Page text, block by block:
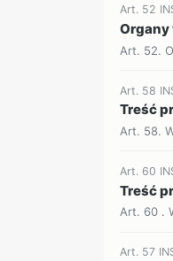
Art. 52
Art. 52.
Art. 58
Treść
Art. 58.
Art. 60
Treść
Art. 60 .
Art. 57